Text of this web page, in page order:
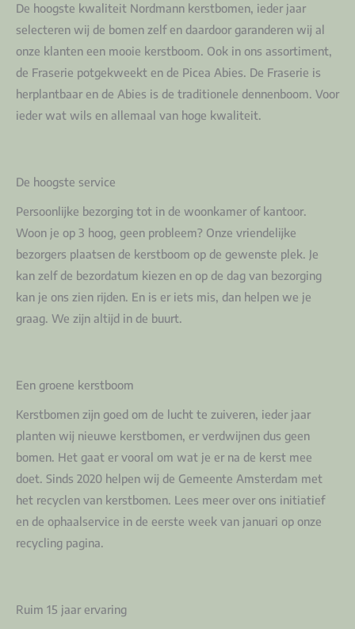
De hoogste kwaliteit Nordmann kerstbomen, ieder jaar
selecteren wij de bomen zelf en daardoor garanderen wij al
onze klanten een mooie kerstboom. Ook in ons assortiment,
de Fraserie potgekweekt en de Picea Abies. De Fraserie is
herplantbaar en de Abies is de traditionele dennenboom. Voor
ieder wat wils en allemaal van hoge kwaliteit.
De hoogste service
Persoonlijke bezorging tot in de woonkamer of kantoor.
Woon je op 3 hoog, geen probleem? Onze vriendelijke
bezorgers plaatsen de kerstboom op de gewenste plek. Je
kan zelf de bezordatum kiezen en op de dag van bezorging
kan je ons zien rijden. En is er iets mis, dan helpen we je
graag. We zijn altijd in de buurt.
Een groene kerstboom
Kerstbomen zijn goed om de lucht te zuiveren, ieder jaar
planten wij nieuwe kerstbomen, er verdwijnen dus geen
bomen. Het gaat er vooral om wat je er na de kerst mee
doet. Sinds 2020 helpen wij de Gemeente Amsterdam met
het recyclen van kerstbomen. Lees meer over ons initiatief
en de ophaalservice in de eerste week van januari op onze
recycling pagina.
Ruim 15 jaar ervaring